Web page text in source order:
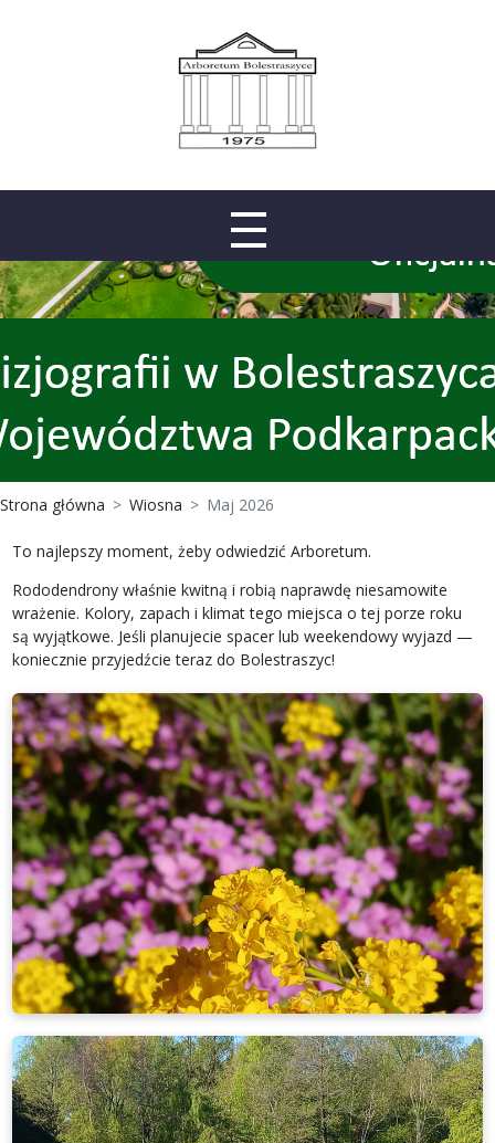
Strona główna Wiosna Maj 2026
To najlepszy moment, żeby odwiedzić Arboretum.
Rododendrony właśnie kwitną i robią naprawdę niesamowite
wrażenie. Kolory, zapach i klimat tego miejsca o tej porze roku
są wyjątkowe. Jeśli planujecie spacer lub weekendowy wyjazd —
koniecznie przyjedźcie teraz do Bolestraszyc!